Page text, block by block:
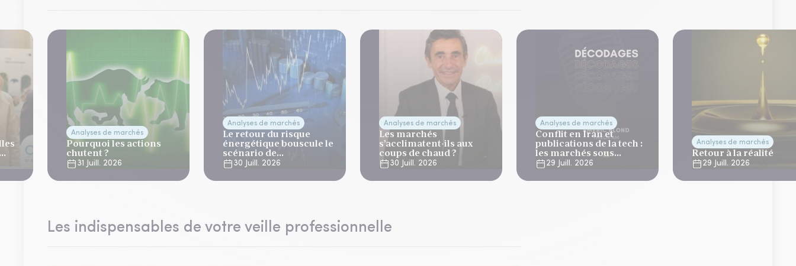
Analyses de marchés
Pourquoi les actions
chutent ?
31 Juill. 2026
Analyses de marchés
Le retour du risque
énergétique bouscule le
scénario de
normalisation
30 Juill. 2026
Analyses de marchés
Les marchés
s’acclimatent-ils aux
coups de chaud ?
30 Juill. 2026
Analyses de marchés
Conflit en Iran et
publications de la tech :
les marchés sous
tension
29 Juill. 2026
Analyses de marchés
Retour à la réalité
29 Juill. 2026
Les indispensables de votre veille professionnelle